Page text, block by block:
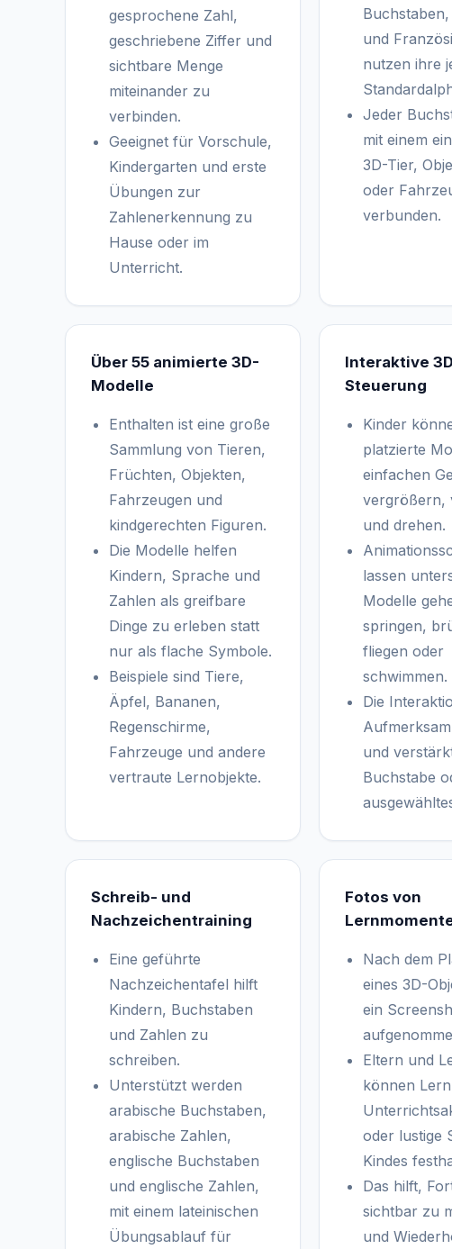
gesprochene Zahl,
geschriebene Ziffer und
sichtbare Menge
miteinander zu
verbinden.
Geeignet für Vorschule,
Kindergarten und erste
Übungen zur
Zahlenerkennung zu
Hause oder im
Unterricht.
und
nutzen ihre
Jeder
mit einem
3D-Tier,
oder
verbunden.
Über 55 animierte 3D-
Modelle
Enthalten ist eine große
Sammlung von Tieren,
Früchten, Objekten,
Fahrzeugen und
kindgerechten Figuren.
Die Modelle helfen
Kindern, Sprache und
Zahlen als greifbare
Dinge zu erleben statt
nur als flache Symbole.
Beispiele sind Tiere,
Äpfel, Bananen,
Regenschirme,
Fahrzeuge und andere
vertraute Lernobjekte.
Interaktive
Steuerung
Kinder
platzierte
einfachen
vergrößern,
und drehen.
lassen
Modelle
springen,
fliegen oder
schwimmen.
Die
und
Buchstabe
Schreib- und
Nachzeichentraining
Eine geführte
Nachzeichentafel hilft
Kindern, Buchstaben
und Zahlen zu
schreiben.
Unterstützt werden
arabische Buchstaben,
arabische Zahlen,
englische Buchstaben
und englische Zahlen,
mit einem lateinischen
Übungsablauf für
Fotos von
Nach dem
eines 3D-
ein
Eltern und
können
oder lustige
Kindes
Das hilft,
sichtbar zu
und